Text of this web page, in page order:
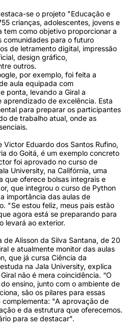
se o projeto "Educação e
crianças, adolescentes, jovens e
tem como objetivo proporcionar a
comunidades para o futuro
de letramento digital, impressão
design gráfico,
outros.
por exemplo, foi feita a
aula equipada com
ponta, levando a Giral a
de excelência. Esta
para preparar os participantes
de trabalho atual, onde as
Eduardo dos Santos Rufino,
do Goitá, é um exemplo concreto
foi aprovado no curso de
University, na Califórnia, uma
que oferece bolsas integrais e
que integrou o curso de Python
importância das aulas de
"Se estou feliz, meus pais estão
agora está se preparando para
levará ao exterior.
de Alisson da Silva Santana, de 20
e atualmente monitor das aulas
que já cursa Ciência da
na Jala University, explica
não é mera coincidência. “O
ensino, junto com o ambiente de
são os pilares para essas
complementa: "A aprovação de
e da estrutura que oferecemos.
para se destacar".